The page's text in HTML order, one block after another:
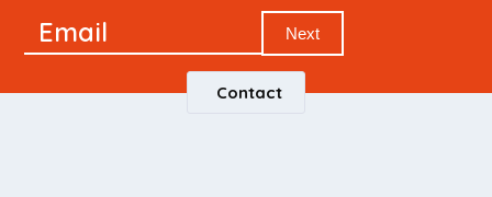
Signup
Email Next
Contact